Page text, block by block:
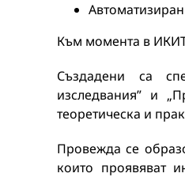
Към момента в ИКИТ
Създадени са
изследвания” и
теоретическа и
Провежда се
които проявяват